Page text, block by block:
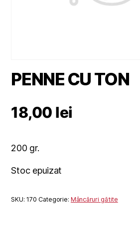
PENNE CU TON
18,00 lei
200 gr.
Stoc epuizat
SKU:170 Categorie:Mâncăruri gătite